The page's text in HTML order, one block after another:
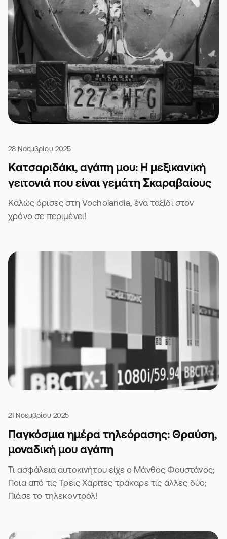
28 Νοεμβρίου 2025
Κατσαριδάκι, αγάπη μου: Η μεξικανική
γειτονιά που είναι γεμάτη Σκαραβαίους
Καλώς όρισες στη Vocholandia, ένα ταξίδι στον
χρόνο σε περιμένει!
21 Νοεμβρίου 2025
Παγκόσμια ημέρα τηλεόρασης: Θραύση,
μοναδική μου αγάπη
Τι ασφάλεια αυτοκινήτου είχε ο Μάνθος Φουστάνος;
Ποια από τις Τρεις Χάριτες τράκαρε τις άλλες δύο;
Πιάσε το τηλεκοντρόλ!